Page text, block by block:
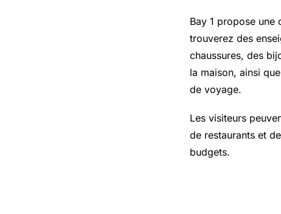
Bay 1 propose
trouverez des
chaussures, des
la maison, ainsi
de voyage.
Les visiteurs
de restaurants et
budgets.